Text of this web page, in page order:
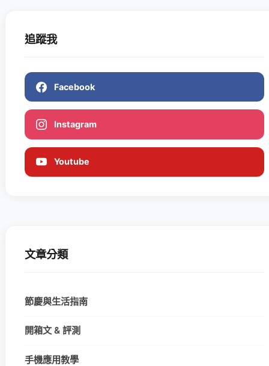
追蹤我
Facebook
Instagram
Youtube
文章分類
節慶與生活指南
開箱文 & 評測
手機應用教學